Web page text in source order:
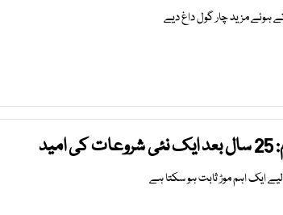
ہوئے مزید چار گول داغ دیے
ایک اہم موڑ ثابت ہو سکتا ہے